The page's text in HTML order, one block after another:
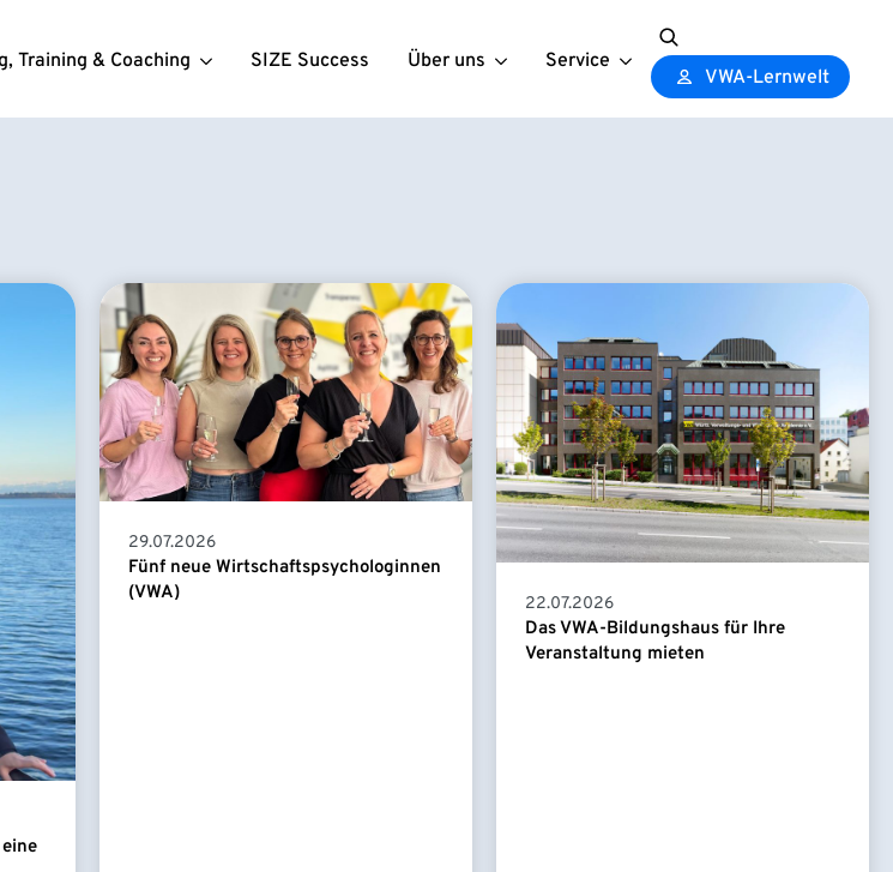
Training & Coaching SIZE Success Über uns Service
Search
for:
VWA-Lernwelt
29.07.2026
Fünf neue Wirtschaftspsychologinnen
(VWA)
22.07.2026
Das VWA-Bildungshaus für Ihre
Veranstaltung mieten